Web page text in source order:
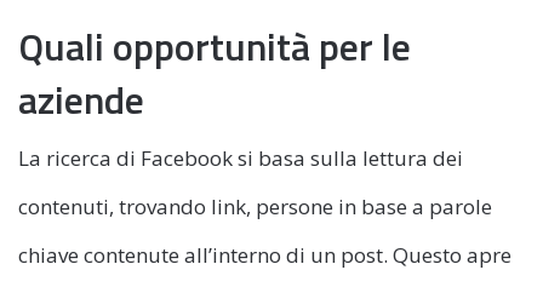
Quali opportunità per le
aziende
La ricerca di Facebook si basa sulla lettura dei
contenuti, trovando link, persone in base a parole
chiave contenute all’interno di un post. Questo apre